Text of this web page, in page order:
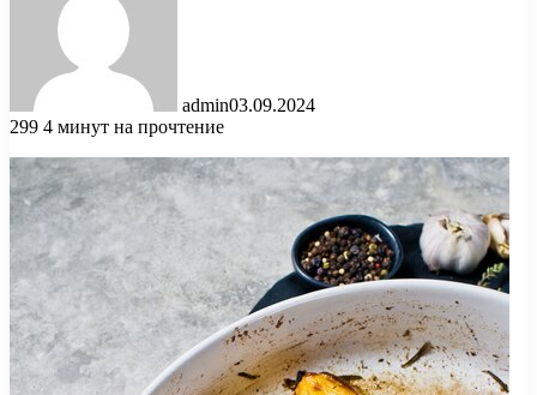
admin03.09.2024
299 4 минут на прочтение